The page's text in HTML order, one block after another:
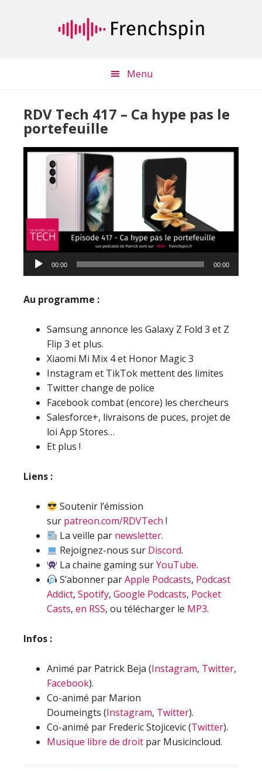
Menu
RDV Tech 417 – Ca hype pas le
portefeuille
Lecteur
audio
00:00 00:00
Au programme :
Samsung annonce les Galaxy Z Fold 3 et Z
Flip 3 et plus.
Xiaomi Mi Mix 4 et Honor Magic 3
Instagram et TikTok mettent des limites
Twitter change de police
Facebook combat (encore) les chercheurs
Salesforce+, livraisons de puces, projet de
loi App Stores…
Et plus !
Liens :
Soutenir l’émission
sur patreon.com/RDVTech !
La veille par newsletter.
Rejoignez-nous sur Discord.
La chaine gaming surYouTube.
S’abonner parApple Podcasts, Podcast
Addict, Spotify, Google Podcasts, Pocket
Casts, en RSS, ou télécharger le MP3.
Infos :
Animé par Patrick Beja (Instagram, Twitter,
Facebook).
Co-animé par Marion
Doumeingts (Instagram, Twitter).
Co-animé par Frederic Stojicevic (Twitter).
Musique libre de droit par Musicincloud.